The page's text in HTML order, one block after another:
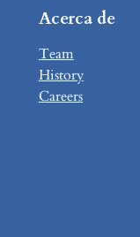
Acerca de
Team
History
Careers